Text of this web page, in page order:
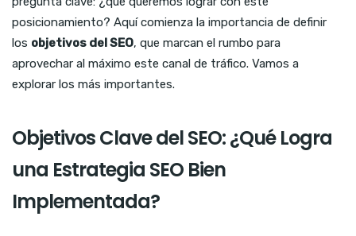
posicionamiento? Aquí comienza la importancia de definir
los objetivos del SEO, que marcan el rumbo para
aprovechar al máximo este canal de tráfico. Vamos a
explorar los más importantes.
Objetivos Clave del SEO: ¿Qué Logra
una Estrategia SEO Bien
Implementada?